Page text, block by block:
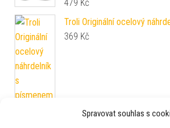
Spravovat souhlas s
479 Kč
Troli Originální ocelový
369 Kč